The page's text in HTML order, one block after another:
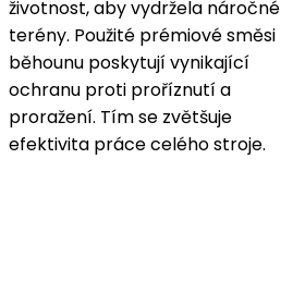
životnost, aby vydržela náročné
terény. Použité prémiové směsi
běhounu poskytují vynikající
ochranu proti proříznutí a
proražení. Tím se zvětšuje
efektivita práce celého stroje.